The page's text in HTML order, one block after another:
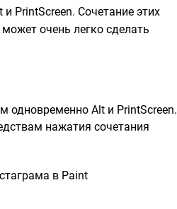
PrintScreen. Сочетание этих
очень легко сделать
Alt и PrintScreen.
нажатия сочетания